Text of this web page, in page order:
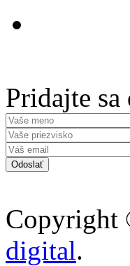
Pridajte sa
Copyright
digital.